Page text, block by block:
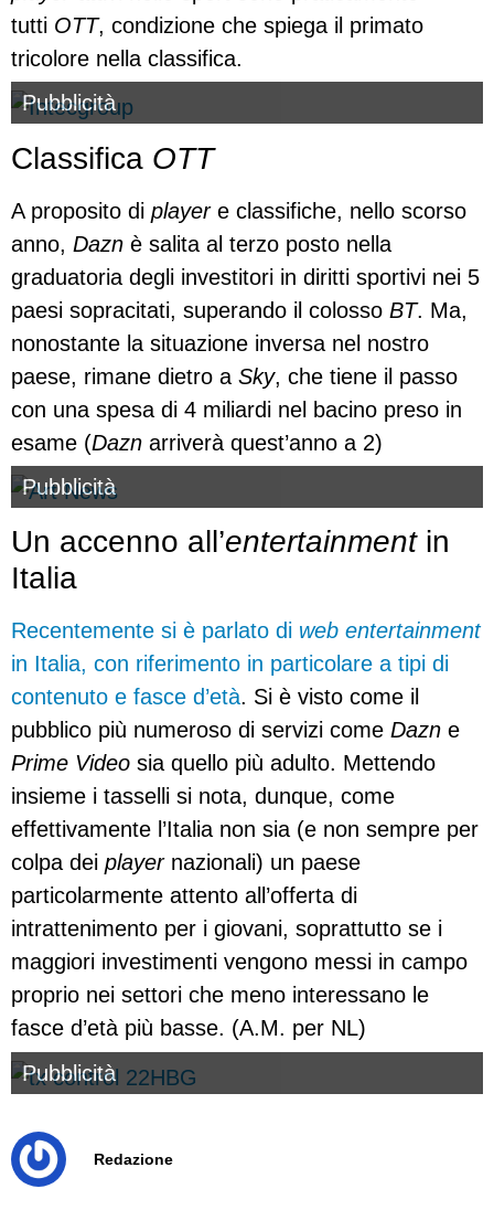
tutti OTT, condizione che spiega il primato
tricolore nella classifica.
Pubblicità
Classifica OTT
A proposito di player e classifiche, nello scorso
anno, Dazn è salita al terzo posto nella
graduatoria degli investitori in diritti sportivi nei 5
paesi sopracitati, superando il colosso BT. Ma,
nonostante la situazione inversa nel nostro
paese, rimane dietro a Sky, che tiene il passo
con una spesa di 4 miliardi nel bacino preso in
esame (Dazn arriverà quest’anno a 2)
Pubblicità
Un accenno all’entertainment in
Italia
Recentemente si è parlato di web entertainment
in Italia, con riferimento in particolare a tipi di
contenuto e fasce d’età. Si è visto come il
pubblico più numeroso di servizi come Dazn e
Prime Video sia quello più adulto. Mettendo
insieme i tasselli si nota, dunque, come
effettivamente l’Italia non sia (e non sempre per
colpa dei player nazionali) un paese
particolarmente attento all’offerta di
intrattenimento per i giovani, soprattutto se i
maggiori investimenti vengono messi in campo
proprio nei settori che meno interessano le
fasce d’età più basse. (A.M. per NL)
Pubblicità
Redazione